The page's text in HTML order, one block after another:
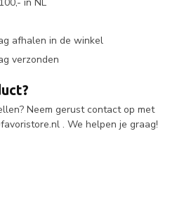
afhalen in de winkel
verzonden
Neem gerust contact op met
. We helpen je graag!